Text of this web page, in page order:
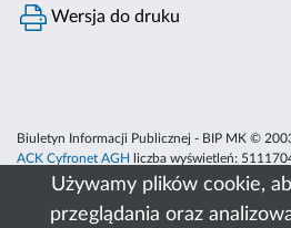
Używamy plików cookie,
przeglądania oraz
Wersja do druku
Biuletyn Informacji Publicznej - BIP MK ©
ACK Cyfronet AGH
liczba wyświetleń: